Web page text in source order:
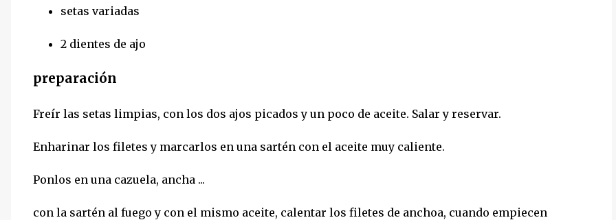
setas variadas
2 dientes de ajo
preparación
Freír las setas limpias, con los dos ajos picados y un poco de aceite. Salar y reservar.
Enharinar los filetes y marcarlos en una sartén con el aceite muy caliente.
Ponlos en una cazuela, ancha ...
con la sartén al fuego y con el mismo aceite, calentar los filetes de anchoa, cuando empiecen